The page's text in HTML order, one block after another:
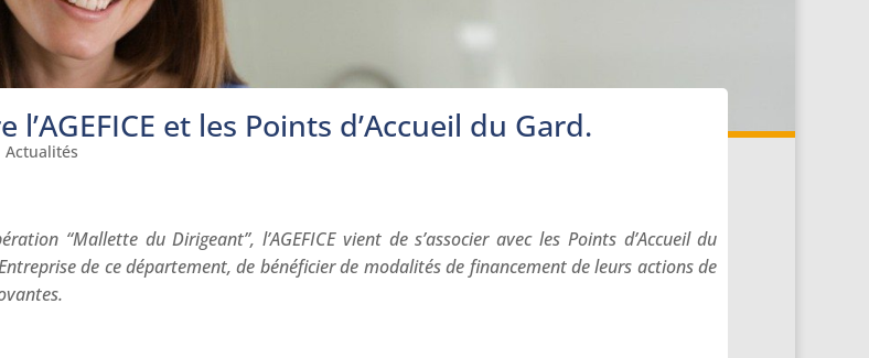
et les Points d’Accueil du Gard.
Actualités
“Mallette du Dirigeant”, l’AGEFICE vient de s’associer avec les Points d’Accueil du
de ce département, de bénéficier de modalités de financement de leurs actions de